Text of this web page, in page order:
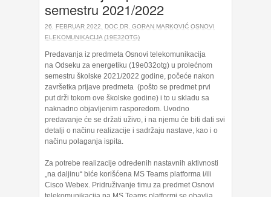
semestru 2021/2022
26. FEBRUAR 2022. DOC DR. GORAN MARKOVIĆ OSNOVI
ELEKOMUNIKACIJA (19E32OTG)
Predavanja iz predmeta Osnovi telekomunikacija
na Odseku za energetiku (19e032otg) u prolećnom
semestru školske 2021/2022 godine, počeće nakon
završetka prijave predmeta (pošto se predmet prvi
put drži tokom ove školske godine) i to u skladu sa
naknadno objavljenim rasporedom. Uvodno
predavanje će se držati uživo, i na njemu će biti dati svi
detalji o načinu realizacije i sadržaju nastave, kao i o
načinu polaganja ispita.
Za potrebe realizacije određenih nastavnih aktivnosti
„na daljinu“ biće korišćena MS Teams platforma i/ili
Cisco Webex. Pridruživanje timu za predmet Osnovi